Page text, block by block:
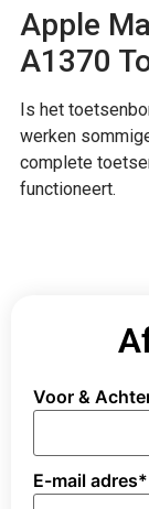
Apple
A1370
Is het
werken
complete
functioneert.
Voor &
E-mail adres*